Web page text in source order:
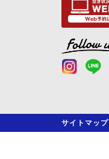
サイトマップ